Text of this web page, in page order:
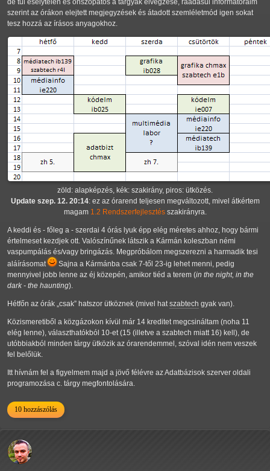
de túl esélytelen és önszopatós a tárgyak elvégzése, ráadásul informátoraim
szerint az órákon elejtett megjegyzések és átadott szemléletmód igen sokat
tesz hozzá az írásos anyagokhoz.
zöld: alapképzés, kék: szakirány, piros: ütközés.
Update szep. 12. 20:14: ez az órarend teljesen megváltozott, mivel átkértem
magam 1.2 Rendszerfejlesztésszakirányra.
A keddi és - főleg a - szerdai 4 órás lyuk épp elég méretes ahhoz, hogy bármi
értelmeset kezdjek ott. Valószínűnek látszik a Kármán koleszban némi
vaspumpálás és/vagy bringázás. Megpróbálom megszerezni a harmadik tesi
aláírásomat
Sajna a Kármánba csak 7-től 23-ig lehet menni, pedig
mennyivel jobb lenne az éj közepén, amikor tiéd a terem (in the night, in the
dark - the haunting).
Hétfőn az órák csak hatszor ütköznek (mivel hatszabtech gyak van).
Közismeretiből a közgázokon kívül már 14 kreditet megcsináltam (noha 11
elég lenne), választhatókból 10-et (15 (illetve a szabtech miatt 16) kell), de
utóbbiakból minden tárgy ütközik az órarendemmel, szóval idén nem veszek
fel belőlük.
Itt hívnám fel a figyelmem majd a jövő félévre az Adatbázisok szerver oldali
programozása c. tárgy megfontolására.
10 hozzászólás